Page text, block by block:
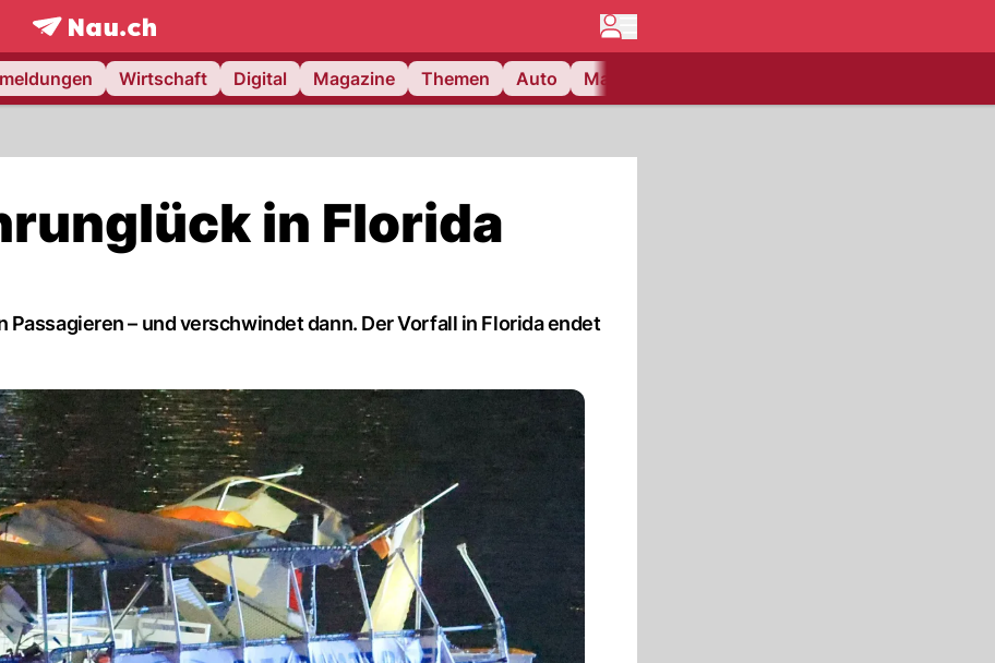
frontpage.NAU.ch
Wirtschaft Digital Magazine Themen Auto Matchcenter
in Florida
– und verschwindet dann. Der Vorfall in Florida endet